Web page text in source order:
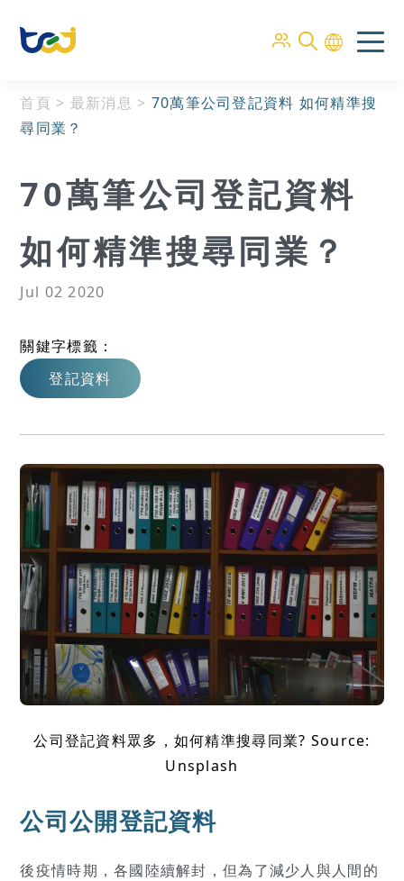
首頁 > 最新消息 > 70萬筆公司登記資料 如何精準搜
尋同業？
70萬筆公司登記資料
如何精準搜尋同業？
Jul 02 2020
關鍵字標籤：
登記資料
公司登記資料眾多，如何精準搜尋同業? Source:
Unsplash
公司公開登記資料
後疫情時期，各國陸續解封，但為了減少人與人間的